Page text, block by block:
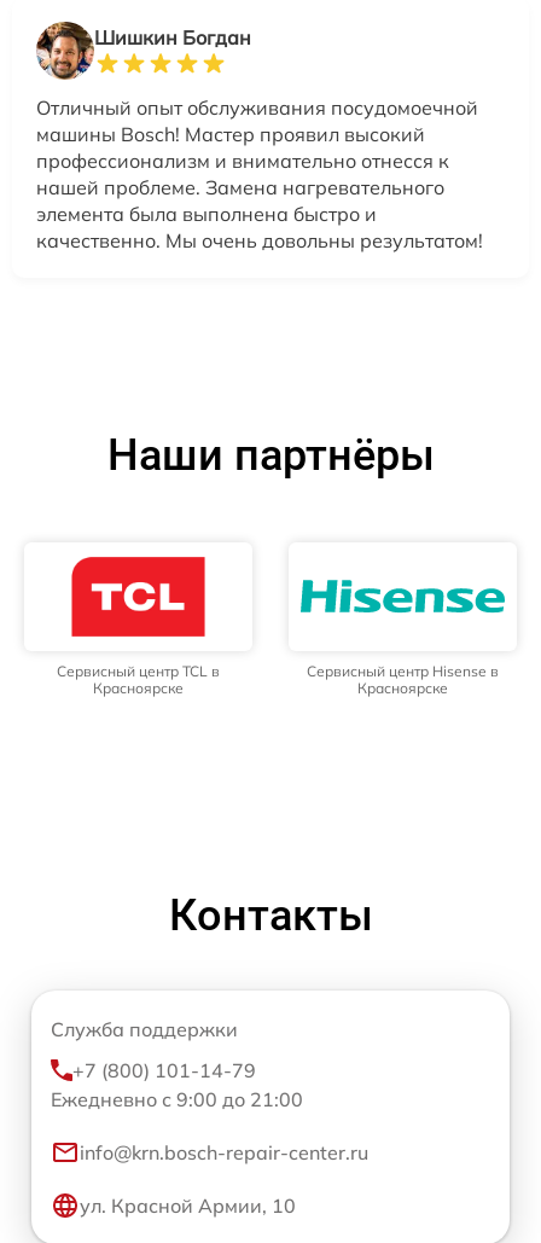
Шишкин Богдан
Отличный опыт обслуживания посудомоечной
машины Bosch! Мастер проявил высокий
профессионализм и внимательно отнесся к
нашей проблеме. Замена нагревательного
элемента была выполнена быстро и
качественно. Мы очень довольны результатом!
Наши партнёры
Сервисный центр TCL в
Красноярске
Сервисный центр Hisense в
Красноярске
Контакты
Служба поддержки
+7 (800) 101-14-79
Ежедневно с 9:00 до 21:00
info@krn.bosch-repair-center.ru
ул. Красной Армии, 10